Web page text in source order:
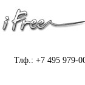
Тлф.: +7 495 979-